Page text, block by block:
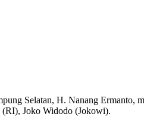
Selatan, H. Nanang Ermanto,
(RI), Joko Widodo (Jokowi).